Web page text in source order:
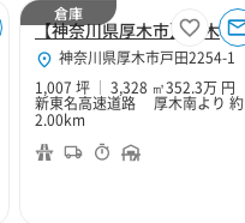
【神奈川県厚木市】厚木１０２
神奈川県厚木市戸田2254-1
1,007 坪
3,328 ㎡352.3万 円
新東名高速道路 厚木南より 約
2.00km
倉庫